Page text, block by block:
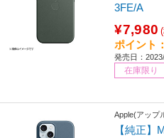
3FE/A
¥7,980
ポイント
発売日：
在庫限り
Apple(アップ
【純正】